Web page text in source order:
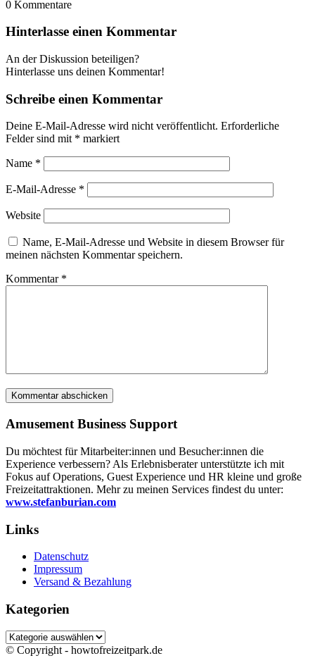
0 Kommentare
Hinterlasse einen Kommentar
An der Diskussion beteiligen?
Hinterlasse uns deinen Kommentar!
Schreibe einen Kommentar
Deine E-Mail-Adresse wird nicht veröffentlicht. Erforderliche
Felder sind mit * markiert
Name *
E-Mail-Adresse *
Website
Name, E-Mail-Adresse und Website in diesem Browser für
meinen nächsten Kommentar speichern.
Kommentar *
Amusement Business Support
Du möchtest für Mitarbeiter:innen und Besucher:innen die
Experience verbessern? Als Erlebnisberater unterstützte ich mit
Fokus auf Operations, Guest Experience und HR kleine und große
Freizeitattraktionen. Mehr zu meinen Services findest du unter:
www.stefanburian.com
Links
Datenschutz
Impressum
Versand & Bezahlung
Kategorien
Kategorien
© Copyright - howtofreizeitpark.de